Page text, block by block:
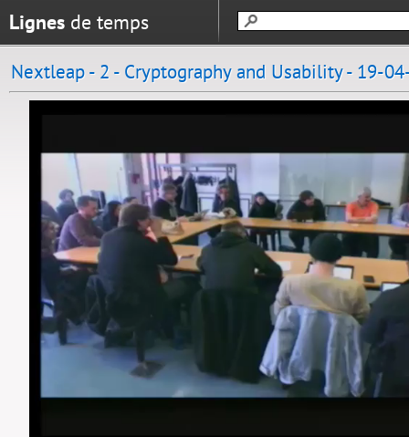
Lignes de temps
Nextleap - 2 - Cryptography and Usability - 19-